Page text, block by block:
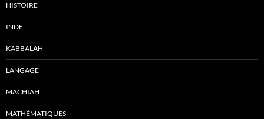
HISTOIRE
INDE
KABBALAH
LANGAGE
MACHIAH
MATHÉMATIQUES